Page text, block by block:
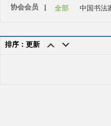
协会会员 | 全部 中国书法
排序：更新